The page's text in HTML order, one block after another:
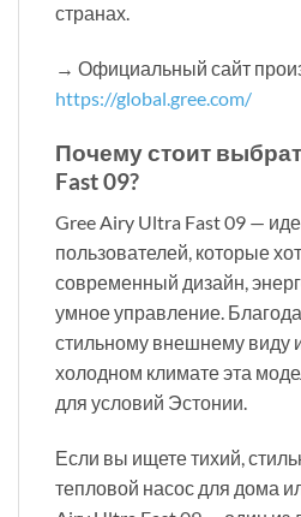
странах.
→ Официальный сайт
https://global.gree.com/
Почему стоит
Fast 09?
Gree Airy Ultra Fast 09 —
пользователей, которые
современный дизайн,
умное управление.
стильному внешнему виду
холодном климате эта
для условий Эстонии.
Если вы ищете тихий,
тепловой насос для дома